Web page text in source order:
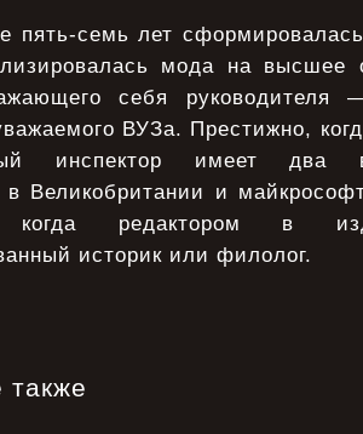
пять-семь лет
мода на высшее
себя руководителя
ВУЗа. Престижно,
инспектор имеет два
в Великобритании и
когда редактором в
историк или филолог.
также